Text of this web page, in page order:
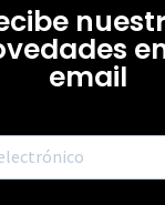
email